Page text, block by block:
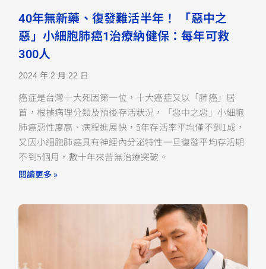
40年無新藥、復發難活半年！ 「惡中之
惡」小細胞肺癌1治療納健保：每年可救
300人
2024 年 2 月 22 日
癌症是台灣十大死因第一位，十大癌症又以「肺癌」居
首，根據病理分類及預後存活狀況，「惡中之惡」小細胞
肺癌惡性度高、病程進展快，5年存活率平均僅不到1成，
又因小細胞肺癌具有神經內分泌特性一旦復發平均存活期
不到5個月，數十年來苦無治療突破。
閱讀更多 »